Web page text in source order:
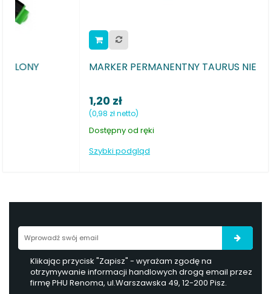
MARKER PERMANENTNY TAURUS NIEBIESKI
Dostępny od ręki
Szybki podgląd
Klikając przycisk "Zapisz" - wyrażam zgodę na
otrzymywanie informacji handlowych drogą email przez
firmę PHU Renoma, ul.Warszawska 49, 12-200 Pisz.